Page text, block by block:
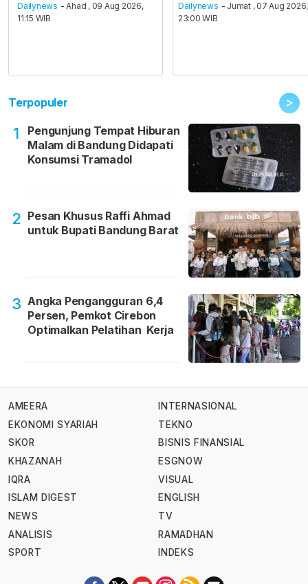
Dailynews - Ahad , 09 Aug 2026,
11:15 WIB
Dailynews - Jumat , 07 Aug 2026,
23:00 WIB
Terpopuler >
1
Pengunjung Tempat Hiburan
Malam di Bandung Didapati
Konsumsi Tramadol
2 Pesan Khusus Raffi Ahmad
untuk Bupati Bandung Barat
3 Angka Pengangguran 6,4
Persen, Pemkot Cirebon
Optimalkan Pelatihan Kerja
AMEERA
EKONOMI SYARIAH
SKOR
KHAZANAH
IQRA
ISLAM DIGEST
NEWS
ANALISIS
SPORT
INTERNASIONAL
TEKNO
BISNIS FINANSIAL
ESGNOW
VISUAL
ENGLISH
TV
RAMADHAN
INDEKS